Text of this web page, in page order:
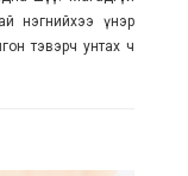
нэгнийхээ үнэр
тэвэрч унтах ч